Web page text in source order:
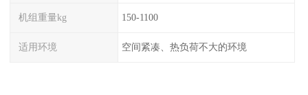
机组重量kg 150-1100
适用环境 空间紧凑、热负荷不大的环境